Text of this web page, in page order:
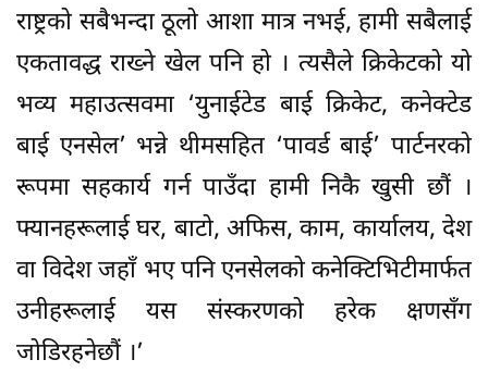
राष्ट्रको सबैभन्दा ठूलो आशा मात्र नभई, हामी सबैलाई
एकतावद्ध राख्ने खेल पनि हो । त्यसैले क्रिकेटको यो
भव्य महाउत्सवमा ‘युनाईटेड बाई क्रिकेट, कनेक्टेड
बाई एनसेल’ भन्ने थीमसहित ‘पावर्ड बाई’ पार्टनरको
रूपमा सहकार्य गर्न पाउँदा हामी निकै खुसी छौं ।
फ्यानहरूलाई घर, बाटो, अफिस, काम, कार्यालय, देश
वा विदेश जहाँ भए पनि एनसेलको कनेक्टिभिटीमार्फत
उनीहरूलाई यस संस्करणको हरेक क्षणसँग
जोडिरहनेछौं ।’